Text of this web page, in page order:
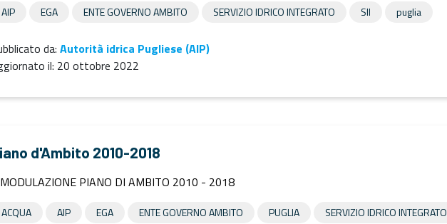
AIP EGA ENTE GOVERNO AMBITO SERVIZIO IDRICO INTEGRATO SII puglia
da: Autorità idrica Pugliese (AIP)
il: 20 ottobre 2022
d'Ambito 2010-2018
PIANO DI AMBITO 2010 - 2018
ACQUA AIP EGA ENTE GOVERNO AMBITO PUGLIA SERVIZIO IDRICO INTEGRATO